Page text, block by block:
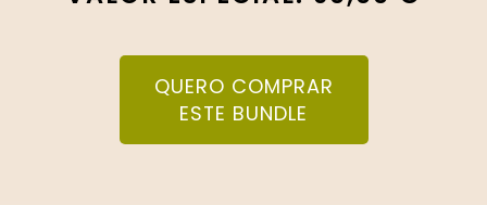
QUERO COMPRAR
ESTE BUNDLE